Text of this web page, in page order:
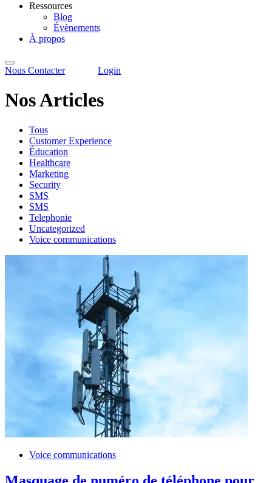
Ressources
Blog
Évènements
À propos
Nous Contacter Login
Nos Articles
Tous
Customer Experience
Éducation
Healthcare
Marketing
Security
SMS
SMS
Telephonie
Uncategorized
Voice communications
Voice communications